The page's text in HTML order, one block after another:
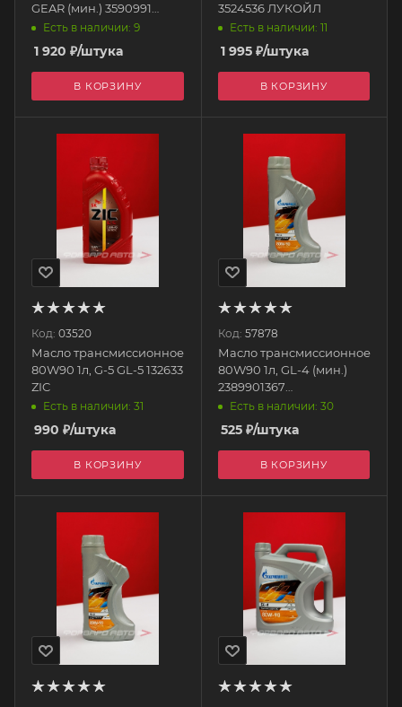
GEAR (мин.) 3590991
ЛУКОЙЛ
Есть в наличии: 9
1 920 ₽/штука
В КОРЗИНУ
3524536 ЛУКОЙЛ
Есть в наличии: 11
1 995₽/штука
В КОРЗИНУ
Код: 03520
Масло трансмиссионное
80W90 1л, G-5 GL-5 132633
ZIC
Есть в наличии: 31
990 ₽/штука
В КОРЗИНУ
Код: 57878
Масло трансмиссионное
80W90 1л, GL-4 (мин.)
2389901367
GAZPROMNEFT
Есть в наличии: 30
525₽/штука
В КОРЗИНУ